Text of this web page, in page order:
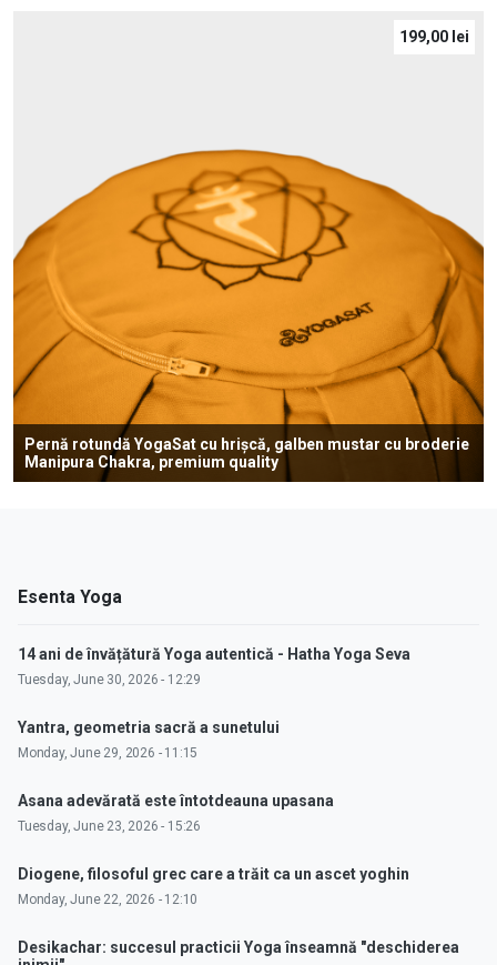
Pernă rotundă YogaSat cu hrișcă, galben mustar cu broderie
Manipura Chakra, premium quality
199,00 lei
Esenta Yoga
14 ani de învățătură Yoga autentică - Hatha Yoga Seva
Tuesday, June 30, 2026 - 12:29
Yantra, geometria sacră a sunetului
Monday, June 29, 2026 - 11:15
Asana adevărată este întotdeauna upasana
Tuesday, June 23, 2026 - 15:26
Diogene, filosoful grec care a trăit ca un ascet yoghin
Monday, June 22, 2026 - 12:10
Desikachar: succesul practicii Yoga înseamnă "deschiderea